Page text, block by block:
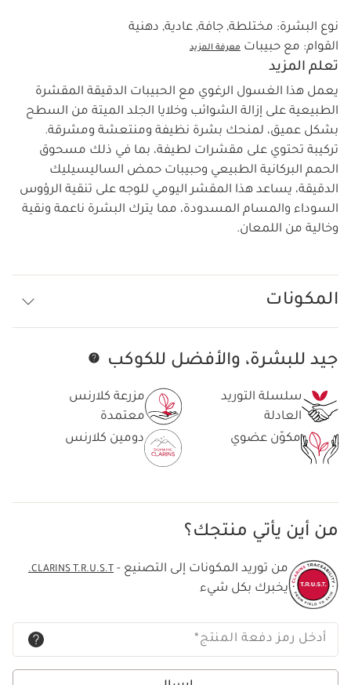
نوع البشرة: مختلطة, جافة, عادية, دهنية
القوام: مع حبيبات معرفة المزيد
تعلم المزيد
يعمل هذا الغسول الرغوي مع الحبيبات الدقيقة المقشرة
الطبيعية على إزالة الشوائب وخلايا الجلد الميتة من السطح
بشكل عميق، لمنحك بشرة نظيفة ومنتعشة ومشرقة.
تركيبة تحتوي على مقشرات لطيفة، بما في ذلك مسحوق
الحمم البركانية الطبيعي وحبيبات حمض الساليسيليك
الدقيقة، يساعد هذا المقشر اليومي للوجه على تنقية الرؤوس
السوداء والمسام المسدودة، مما يترك البشرة ناعمة ونقية
وخالية من اللمعان.
المكونات
تخط إلى المحتوى جيد للبشرة، والأفضل للكوكب
سلسلة التوريد
العادلة
مزرعة كلارنس
معتمدة
مكوّن عضوي
دومين كلارنس
من أين يأتي منتجك؟
من توريد المكونات إلى التصنيع - CLARINS T.R.U.S.T.
يخبرك بكل شيء
أدخل رمز دفعة المنتج*